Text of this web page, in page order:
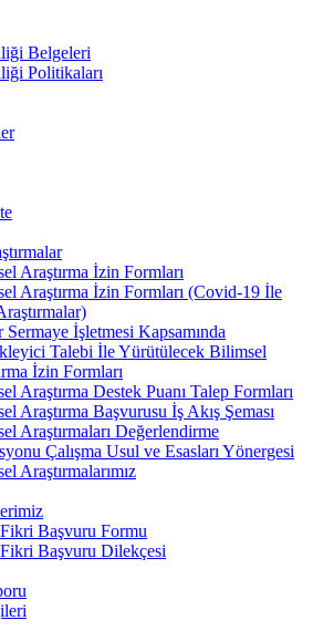
Belgeleri
Politikaları
Araştırma İzin Formları
Araştırma İzin Formları (Covid-19 İle
Sermaye İşletmesi Kapsamında
Talebi İle Yürütülecek Bilimsel
İzin Formları
Araştırma Destek Puanı Talep Formları
Araştırma Başvurusu İş Akış Şeması
Araştırmaları Değerlendirme
Çalışma Usul ve Esasları Yönergesi
Araştırmalarımız
Başvuru Formu
Başvuru Dilekçesi